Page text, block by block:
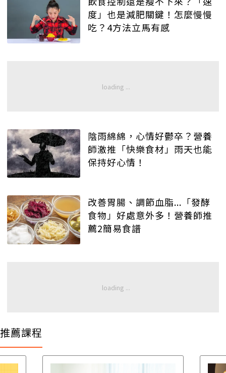
度」也是減肥關鍵！怎麼慢慢
吃？4方法立馬有感
陰雨綿綿，心情好鬱卒？營養
師激推「快樂食材」雨天也能
保持好心情！
改善胃腸、調節血脂...「發酵
食物」好處意外多！營養師推
薦2簡易食譜
推薦課程